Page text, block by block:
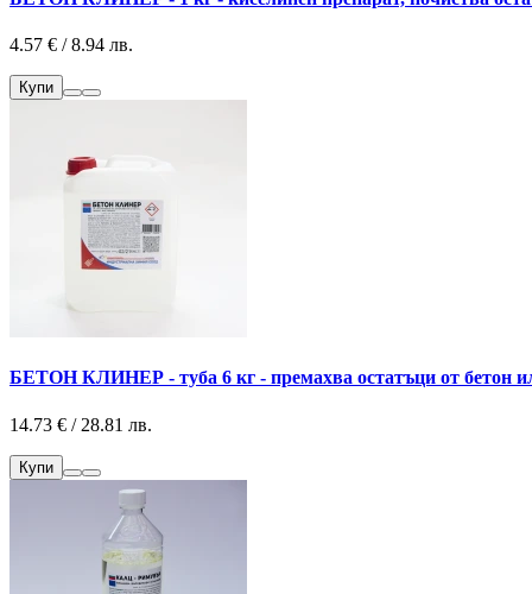
4.57 € / 8.94 лв.
Купи
БЕТОН КЛИНЕР - туба 6 кг - премахва остатъци от бетон
14.73 € / 28.81 лв.
Купи